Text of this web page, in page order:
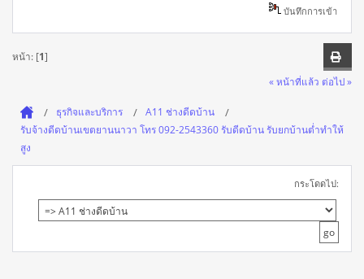
บันทึกการเข้า
หน้า: [1]
« หน้าที่แล้ว ต่อไป »
ธุรกิจและบริการ
A11 ช่างดีดบ้าน
รับจ้างดีดบ้านเขตยานนาวา โทร 092-2543360 รับดีดบ้าน รับยกบ้านต่ำทำให้
สูง
กระโดดไป: